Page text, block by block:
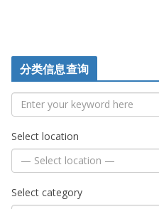
分类信息查询
Select location
Select category